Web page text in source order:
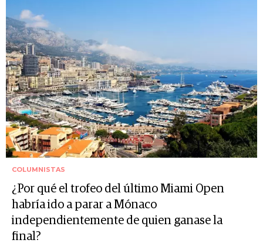
COLUMNISTAS
¿Por qué el trofeo del último Miami Open
habría ido a parar a Mónaco
independientemente de quien ganase la
final?